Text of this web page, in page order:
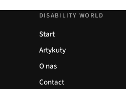
DISABILITY WORLD
Start
Artykuły
O nas
Contact